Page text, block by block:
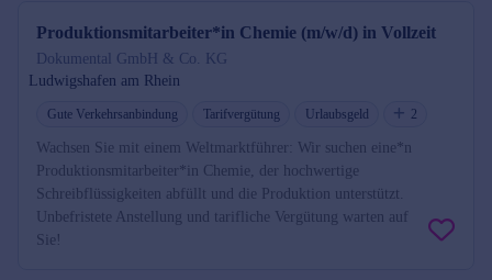
Produktionsmitarbeiter*in Chemie (m/w/d) in Vollzeit
Dokumental GmbH & Co. KG
Ludwigshafen am Rhein
Gute Verkehrsanbindung Tarifvergütung Urlaubsgeld 2
Wachsen Sie mit einem Weltmarktführer: Wir suchen eine*n
Produktionsmitarbeiter*in Chemie, der hochwertige
Schreibflüssigkeiten abfüllt und die Produktion unterstützt.
Unbefristete Anstellung und tarifliche Vergütung warten auf
Sie!